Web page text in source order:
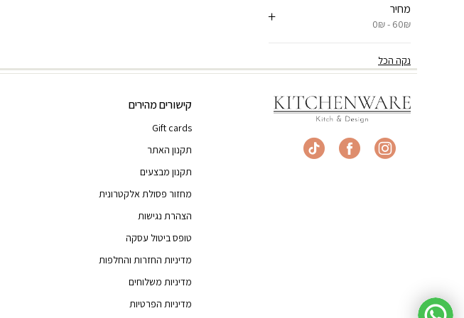
מחיר
0₪ - 60₪
נקה הכל
קישורים מהירים
Gift cards
תקנון האתר
תקנון מבצעים
מחזור פסולת אלקטרונית
הצהרת נגישות
טופס ביטול עסקה
מדיניות החזרות והחלפות
מדיניות משלוחים
מדיניות הפרטיות